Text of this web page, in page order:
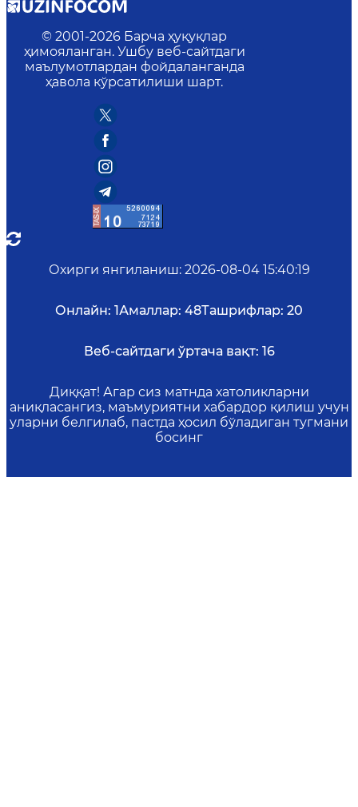
© 2001-2026 Барча ҳуқуқлар
ҳимояланган. Ушбу веб-сайтдаги
маълумотлардан фойдаланганда
ҳавола кўрсатилиши шарт.
Охирги янгиланиш: 2026-08-04 15:40:19
Онлайн: 1Амаллар: 48Ташрифлар: 20
Веб-сайтдаги ўртача вақт: 16
Диққат! Агар сиз матнда хатоликларни
аниқласангиз, маъмуриятни хабардор қилиш учун
уларни белгилаб, пастда ҳосил бўладиган тугмани
босинг